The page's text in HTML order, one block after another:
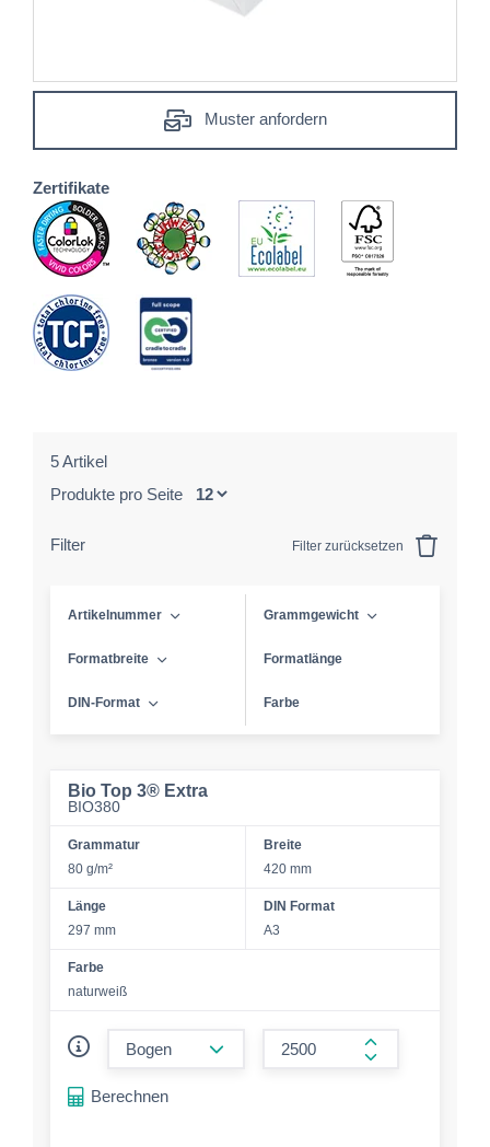
Muster anfordern
Zertifikate
5 Artikel
Produkte pro Seite
Filter Filter zurücksetzen
Artikelnummer Grammgewicht
Formatbreite Formatlänge
DIN-Format Farbe
Bio Top 3® Extra
BIO380
Grammatur
80 g/m²
Breite
420 mm
Länge
297 mm
DIN Format
A3
Farbe
naturweiß
form.increase-
Berechnen